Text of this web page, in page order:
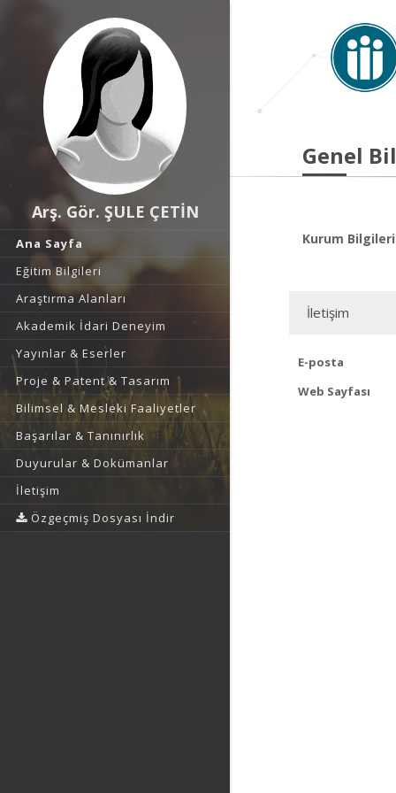
Arş. Gör. ŞULE ÇETİN
Ana Sayfa
Eğitim Bilgileri
Araştırma Alanları
Akademik İdari Deneyim
Yayınlar & Eserler
Proje & Patent & Tasarım
Bilimsel & Mesleki Faaliyetler
Başarılar & Tanınırlık
Duyurular & Dokümanlar
İletişim
Özgeçmiş Dosyası İndir
Genel
Kurum
İletişim
E-posta
Web Sayfası